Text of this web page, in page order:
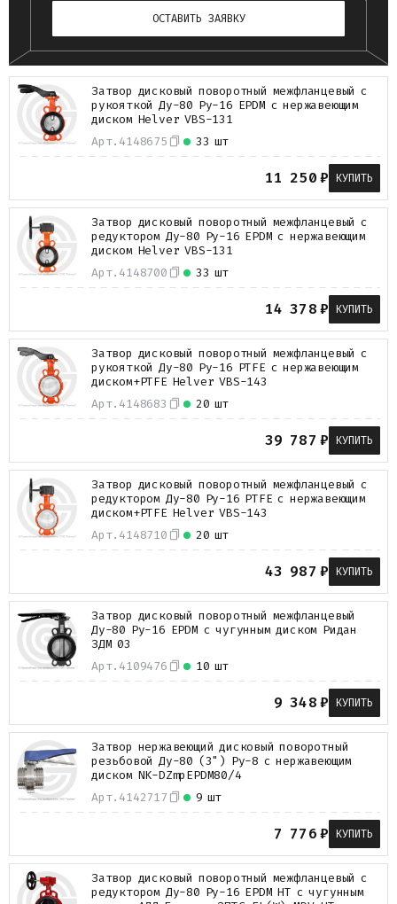
ОСТАВИТЬ ЗАЯВКУ
Арт. 4148675 33 шт
Затвор дисковый поворотный межфланцевый с
рукояткой Ду-80 Ру-16 EPDM с нержавеющим
диском Helver VBS-131
11 250₽ КУПИТЬ
Арт. 4148700 33 шт
Затвор дисковый поворотный межфланцевый с
редуктором Ду-80 Ру-16 EPDM с нержавеющим
диском Helver VBS-131
14 378₽ КУПИТЬ
Арт. 4148683 20 шт
Затвор дисковый поворотный межфланцевый с
рукояткой Ду-80 Ру-16 PTFE с нержавеющим
диском+PTFE Helver VBS-143
39 787 ₽ КУПИТЬ
Арт. 4148710 20 шт
Затвор дисковый поворотный межфланцевый с
редуктором Ду-80 Ру-16 PTFE с нержавеющим
диском+PTFE Helver VBS-143
43 987 ₽ КУПИТЬ
Арт. 4109476 10 шт
Затвор дисковый поворотный межфланцевый
Ду-80 Ру-16 EPDM с чугунным диском Ридан
ЗДМ 03
9 348₽ КУПИТЬ
Арт. 4142717 9 шт
Затвор нержавеющий дисковый поворотный
резьбовой Ду-80 (3") Ру-8 с нержавеющим
диском NK-DZmpEPDM80/4
7 776₽ КУПИТЬ
Затвор дисковый поворотный межфланцевый с
редуктором Ду-80 Ру-16 EPDM HT с чугунным